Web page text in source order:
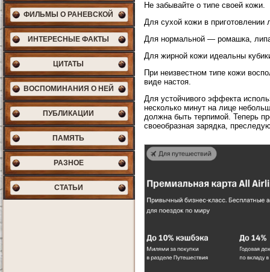
ФИЛЬМЫ О РАНЕВСКОЙ
ИНТЕРЕСНЫЕ ФАКТЫ
ЦИТАТЫ
ВОСПОМИНАНИЯ О НЕЙ
ПУБЛИКАЦИИ
ПАМЯТЬ
РАЗНОЕ
СТАТЬИ
Не забывайте о типе своей кожи.
Для сухой кожи в приготовлении
Для нормальной — ромашка,
Для жирной кожи идеальны
При неизвестном типе кожи
виде настоя.
Для устойчивого эффекта
несколько минут на лице
должна быть терпимой. Теперь
своеобразная зарядка,